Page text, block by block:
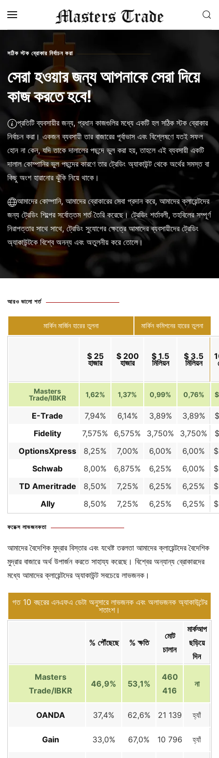
Skip to main content
সঠিক স্টক ব্রোকার নির্বাচন করা
সেরা হওয়ার জন্য আপনাকে সেরা দিয়ে
কাজ করতে হবে!
প্রতিটি ব্যবসায়ীর জন্য, প্রধান কাজগুলির মধ্যে একটি হল সঠিক স্টক ব্রোকার
নির্বাচন করা। একজন ব্যবসায়ী তার বাজারের পূর্বাভাস এবং বিশ্লেষণে যতই সফল
হোন না কেন, যদি তাকে দালালের পছন্দে ভুল করা হয়, তাহলে এই ব্যবসায়ী একটি
দালাল কোম্পানির ভুল পছন্দের কারণে তার ট্রেডিং অ্যাকাউন্ট থেকে অর্থের সমস্ত বা
কিছু অংশ হারানোর ঝুঁকি নিয়ে থাকে।
আমাদের কোম্পানি, আমাদের ব্রোকারের সেবা প্রদান করে, আমাদের ক্লায়েন্টদের
জন্য ট্রেডিং শিল্পের সর্বোত্তম শর্ত তৈরি করেছে। ট্রেডিং শর্তাবলী, তহবিলের সম্পূর্ণ
নিরাপত্তার সাথে সাথে, ট্রেডিং সুযোগের ক্ষেত্রে আমাদের ব্যবসায়ীদের ট্রেডিং
অ্যাকাউন্টকে বিশ্বে অনন্য এবং অতুলনীয় করে তোলে।
আরও ভালো শর্ত
মার্কিন মার্জিন হারের তুলনা মার্কিন কমিশনের হারের তুলনা
$ 25
হাজার
$ 200
হাজার
$ 1.5
মিলিয়ন
$ 3.5
মিলিয়ন
Masters
Trade/IBKR
1,62% 1,37% 0,99% 0,76%
E-Trade 7,94% 6,14% 3,89% 3,89%
Fidelity
7,575% 6,575% 3,750% 3,750%
OptionsXpress
8,25% 7,00% 6,00% 6,00%
Schwab
8,00% 6,875% 6,25% 6,00%
TD Ameritrade
8,50% 7,25% 6,25% 6,25%
Ally
8,50% 7,25% 6,25% 6,25%
ফরেক্স লাভজনকতা
আমাদের বৈদেশিক মুদ্রার বিস্তার এবং যথেষ্ট তরলতা আমাদের ক্লায়েন্টদের বৈদেশিক
মুদ্রার বাজারে অর্থ উপার্জন করতে সাহায্য করেছে। বিশ্বের অন্যান্য ব্রোকারদের
মধ্যে আমাদের ক্লায়েন্টদের অ্যাকাউন্ট সবচেয়ে লাভজনক।
গত 10 বছরের এনএফএ ডেটা অনুসারে লাভজনক এবং অলাভজনক অ্যাকাউন্টের
শতাংশ।
% পৌঁছেছে % ক্ষতি
মোট
চালান
মার্কআপ
ছড়িয়ে
দিন
Masters
Trade/IBKR
46,9% 53,1%
460
416
না
OANDA 37,4% 62,6% 21 139 হ্যাঁ
Gain 33,0% 67,0% 10 796 হ্যাঁ